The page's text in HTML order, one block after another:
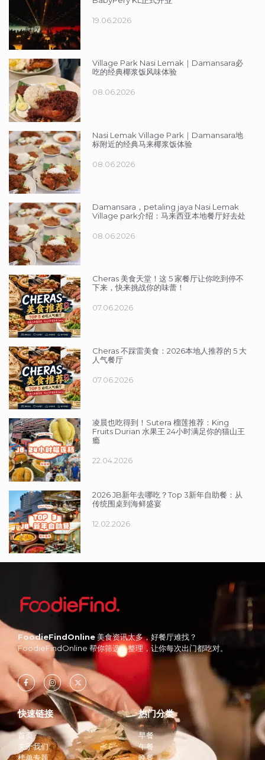
19.06.2026
Village Park Nasi Lemak｜Damansara必
吃的经典椰浆饭风味体验
08.06.2026
Nasi Lemak Village Park｜Damansara地
标附近的经典马来椰浆饭体验
08.06.2026
Damansara，petaling jaya Nasi Lemak
Village park介绍：马来西亚本地餐厅好去处
08.06.2026
Cheras 美食天堂！这 5 家餐厅让你吃到停不
下来，快来挑战你的味蕾！
07.06.2026
Cheras 不踩雷美食：2026本地人推荐的 5 大
人气餐厅
07.06.2026
凌晨也吃得到！Sutera 榴莲推荐：King
Fruits Durian 水果王 24小时满足你的猫山王
瘾
22.04.2026
2026 JB新年去哪吃？Top 3新年自助餐：从
传统围桌到海鲜盛宴
12.02.2026
FoodieFindOnline美食资讯太多，好餐厅难找？
FoodieFindOnline 帮你筛选、整理，让你每次出门都吃对。
快速链接
首页
关于我们
榜单专题
热门分类
早餐
午餐
晚餐